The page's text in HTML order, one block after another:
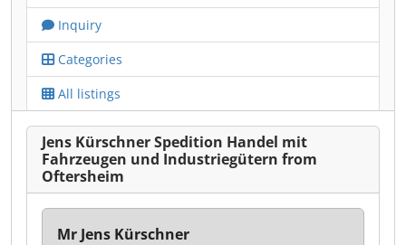
Inquiry
Categories
All listings
Jens Kürschner Spedition Handel mit
Fahrzeugen und Industriegütern from
Oftersheim
Mr Jens Kürschner